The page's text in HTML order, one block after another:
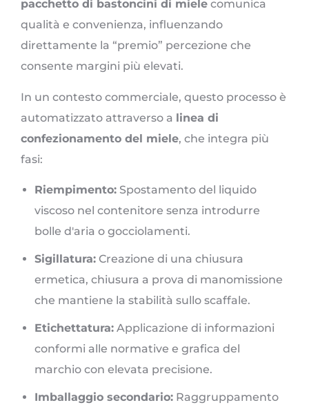
pacchetto di bastoncini di miele comunica
qualità e convenienza, influenzando
direttamente la “premio” percezione che
consente margini più elevati.
In un contesto commerciale, questo processo è
automatizzato attraverso a linea di
confezionamento del miele, che integra più
fasi:
Riempimento: Spostamento del liquido
viscoso nel contenitore senza introdurre
bolle d'aria o gocciolamenti.
Sigillatura: Creazione di una chiusura
ermetica, chiusura a prova di manomissione
che mantiene la stabilità sullo scaffale.
Etichettatura: Applicazione di informazioni
conformi alle normative e grafica del
marchio con elevata precisione.
Imballaggio secondario: Raggruppamento